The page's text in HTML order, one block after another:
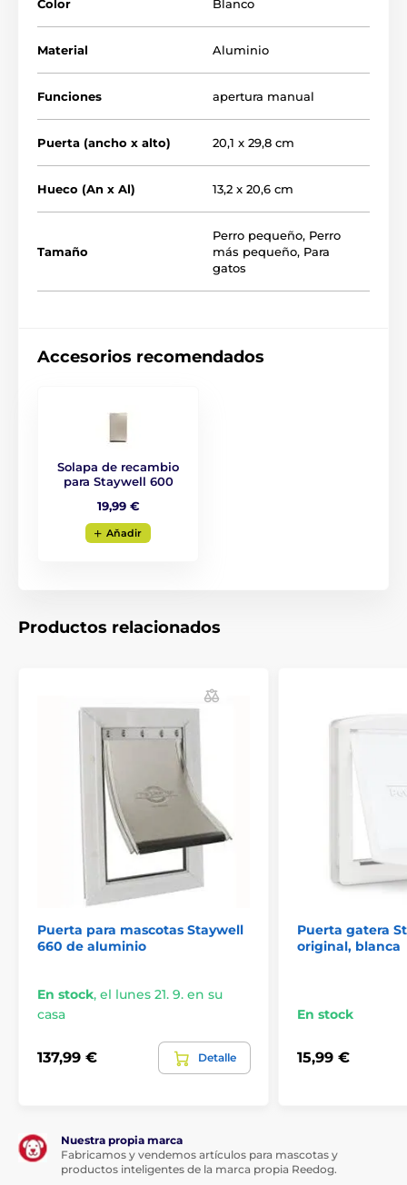
para todas las puertas incluido.
Dimensiones de la puerta:
altura total 29,8 cm,
anchura 20,1 cm. Dimensiones de la solapa:
Las especificaciones técnicas pueden cambiar sin
previo aviso. Las imágenes tienen únicamente
carácter ilustrativo.
El producto aparece en las categorías
Color Blanco
Material Aluminio
Funciones apertura manual
Puerta (ancho x alto) 20,1 x 29,8 cm
Hueco (An x Al) 13,2 x 20,6 cm
Tamaño
Perro pequeño, Perro
más pequeño, Para
gatos
Accesorios recomendados
Solapa de recambio
para Staywell 600
19,99 €
Aňadir
Productos relacionados
Puerta para mascotas Staywell
660 de aluminio
En stock, el lunes 21. 9. en su
casa
137,99 € Detalle
Puerta gatera
original, blanca
En stock
15,99 €
Nuestra propia marca
Fabricamos y vendemos artículos para mascotas y
productos inteligentes de la marca propia Reedog.